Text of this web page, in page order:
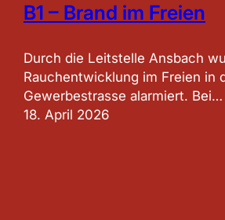
B1 – Brand im Freien
Durch die Leitstelle Ansbach
Rauchentwicklung im Freien in
Gewerbestrasse alarmiert. Bei…
18. April 2026